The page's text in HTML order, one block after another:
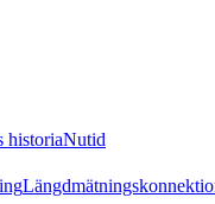
historiaNutid